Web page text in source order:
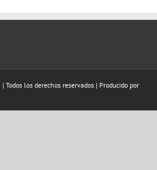
los derechos reservados | Producido por